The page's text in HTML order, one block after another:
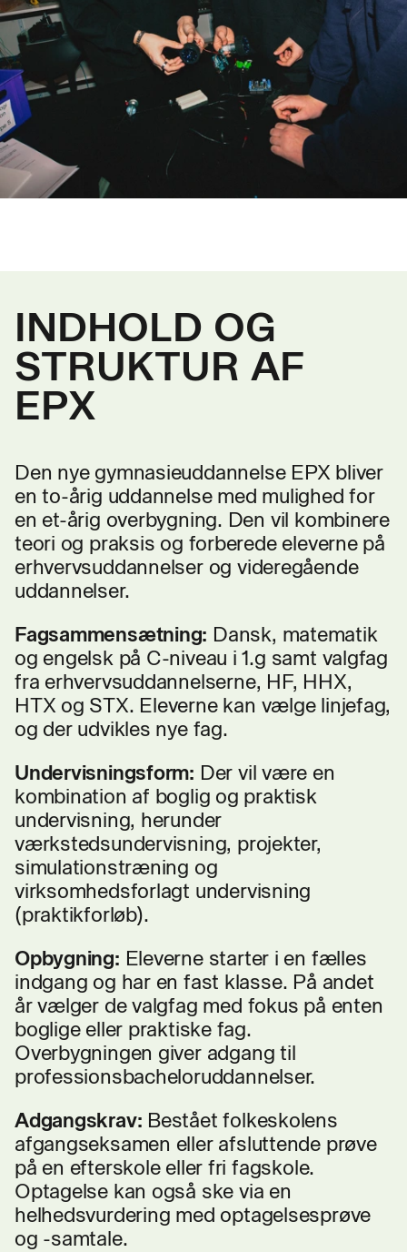
INDHOLD OG
STRUKTUR AF
EPX
Den nye gymnasieuddannelse EPX bliver
en to-årig uddannelse med mulighed for
en et-årig overbygning. Den vil kombinere
teori og praksis og forberede eleverne på
erhvervsuddannelser og videregående
uddannelser.
Fagsammensætning: Dansk, matematik
og engelsk på C-niveau i 1.g samt valgfag
fra erhvervsuddannelserne, HF, HHX,
HTX og STX. Eleverne kan vælge linjefag,
og der udvikles nye fag.
Undervisningsform: Der vil være en
kombination af boglig og praktisk
undervisning, herunder
værkstedsundervisning, projekter,
simulationstræning og
virksomhedsforlagt undervisning
(praktikforløb).
Opbygning: Eleverne starter i en fælles
indgang og har en fast klasse. På andet
år vælger de valgfag med fokus på enten
boglige eller praktiske fag.
Overbygningen giver adgang til
professionsbacheloruddannelser.
Adgangskrav: Bestået folkeskolens
afgangseksamen eller afsluttende prøve
på en efterskole eller fri fagskole.
Optagelse kan også ske via en
helhedsvurdering med optagelsesprøve
og -samtale.